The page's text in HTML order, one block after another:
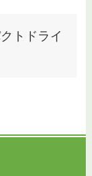
トドライ